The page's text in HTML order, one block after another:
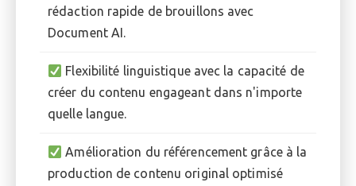
rédaction rapide de brouillons avec
Document AI.
Flexibilité linguistique avec la capacité de
créer du contenu engageant dans n'importe
quelle langue.
Amélioration du référencement grâce à la
production de contenu original optimisé